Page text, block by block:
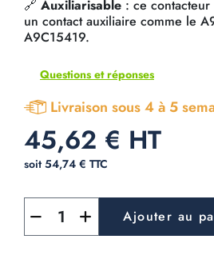
🔗 Auxiliarisable : ce
un contact auxiliaire comme le
A9C15419.
Questions et réponses
Livraison sous 4 à 5
45,62 € HT
soit 54,74 € TTC
Ajouter au